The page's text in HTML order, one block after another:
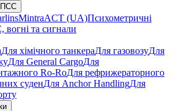
MintraACT (UA)Психометричні
та сигнали
Для хімічного танкераДля газовозуДля
Для General CargoДля
Ro-RoДля рефрижераторного
суденДля Anchor HandlingДля